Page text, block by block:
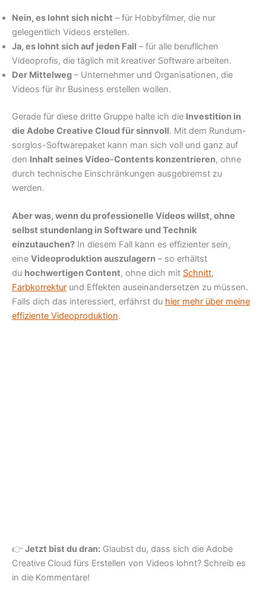
Nein, es lohnt sich nicht – für Hobbyfilmer, die nur
gelegentlich Videos erstellen.
Ja, es lohnt sich auf jeden Fall – für alle beruflichen
Videoprofis, die täglich mit kreativer Software arbeiten.
Der Mittelweg – Unternehmer und Organisationen, die
Videos für ihr Business erstellen wollen.
Gerade für diese dritte Gruppe halte ich die Investition in
die Adobe Creative Cloud für sinnvoll. Mit dem Rundum-
sorglos-Softwarepaket kann man sich voll und ganz auf
den Inhalt seines Video-Contents konzentrieren, ohne
durch technische Einschränkungen ausgebremst zu
werden.
Aber was, wenn du professionelle Videos willst, ohne
selbst stundenlang in Software und Technik
einzutauchen? In diesem Fall kann es effizienter sein,
eine Videoproduktion auszulagern – so erhältst
du hochwertigen Content, ohne dich mit Schnitt,
Farbkorrektur und Effekten auseinandersetzen zu müssen.
Falls dich das interessiert, erfährst du hier mehr über meine
effiziente Videoproduktion.
👉 Jetzt bist du dran: Glaubst du, dass sich die Adobe
Creative Cloud fürs Erstellen von Videos lohnt? Schreib es
in die Kommentare!